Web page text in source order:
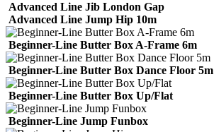
Advanced Line Jib London Gap
Advanced Line Jump Hip 10m
Beginner-Line Butter Box A-Frame 6m
Beginner-Line Butter Box Dance Floor 5m
Beginner-Line Butter Box Up/Flat
Beginner-Line Jump Funbox